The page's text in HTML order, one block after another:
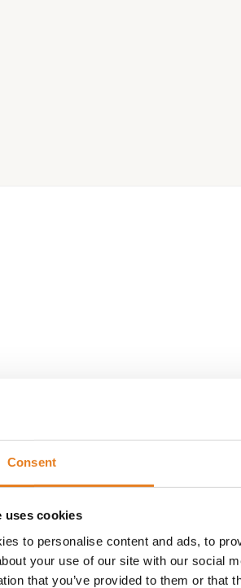
Consent
uses cookies
to personalise content and ads, to
your use of our site with our social
that you’ve provided to them or that
de eenvoudige bereiding staat deze
hapjes zijn volledig gegaard en